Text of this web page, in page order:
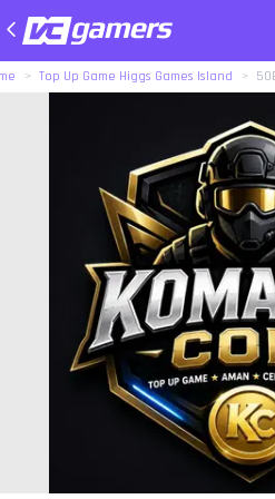
Top Up Game Higgs Games Island